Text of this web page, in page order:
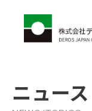
ニュース